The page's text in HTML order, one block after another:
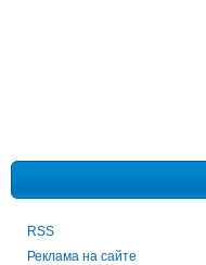
RSS
Реклама на сайте